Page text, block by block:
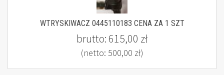
WTRYSKIWACZ 0445110183 CENA ZA 1 SZT
brutto: 615,00 zł
(netto: 500,00 zł)